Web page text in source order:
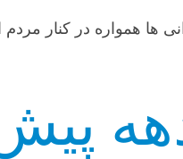
ها همواره در کنار